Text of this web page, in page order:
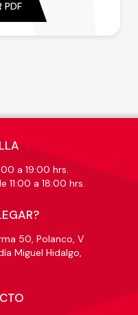
PDF
a 19:00 hrs.
11:00 a 18:00 hrs.
50, Polanco, V
Miguel Hidalgo,